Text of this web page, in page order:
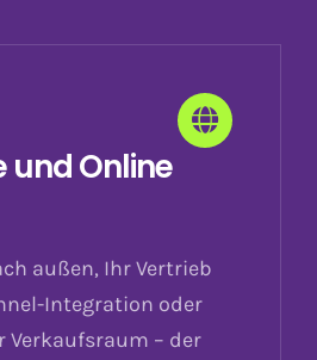
und Online
außen, Ihr Vertrieb
Integration oder
Verkaufsraum – der